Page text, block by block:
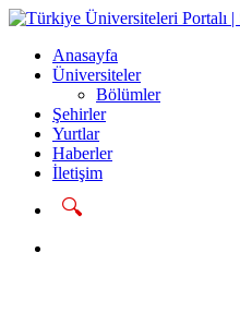
Anasayfa
Üniversiteler
Bölümler
Şehirler
Yurtlar
Haberler
İletişim
🔍